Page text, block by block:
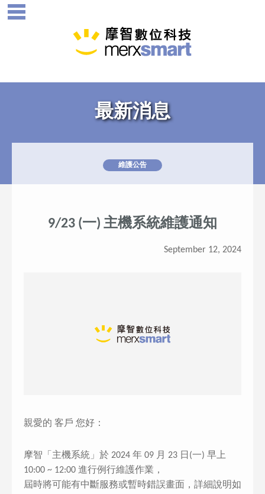
最新消息
維護公告
9/23 (一) 主機系統維護通知
September 12, 2024
親愛的 客戶 您好：
摩智「主機系統」於 2024 年 09 月 23 日(一) 早上
10:00 ~ 12:00 進行例行維護作業，
屆時將可能有中斷服務或暫時錯誤畫面，詳細說明如